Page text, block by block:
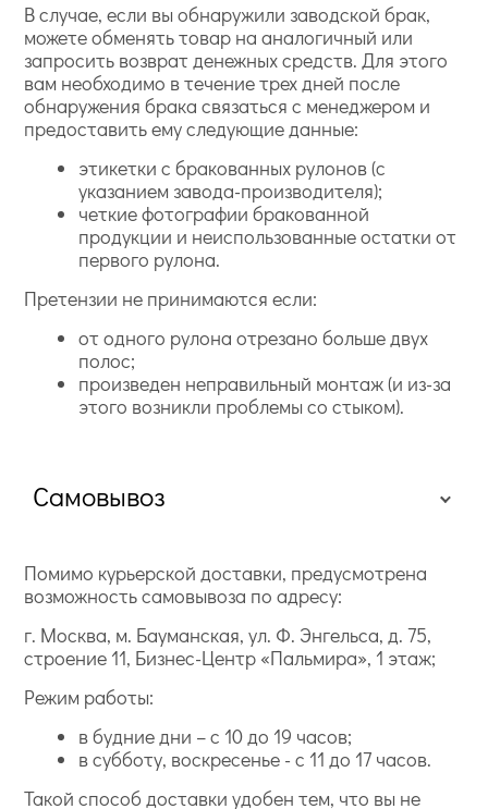
В случае, если вы обнаружили заводской брак,
можете обменять товар на аналогичный или
запросить возврат денежных средств. Для этого
вам необходимо в течение трех дней после
обнаружения брака связаться с менеджером и
предоставить ему следующие данные:
этикетки с бракованных рулонов (с
указанием завода-производителя);
четкие фотографии бракованной
продукции и неиспользованные остатки от
первого рулона.
Претензии не принимаются если:
от одного рулона отрезано больше двух
полос;
произведен неправильный монтаж (и из-за
этого возникли проблемы со стыком).
Самовывоз
Помимо курьерской доставки, предусмотрена
возможность самовывоза по адресу:
г. Москва, м. Бауманская, ул. Ф. Энгельса, д. 75,
строение 11, Бизнес-Центр «Пальмира», 1 этаж;
Режим работы:
в будние дни – с 10 до 19 часов;
в субботу, воскресенье - с 11 до 17 часов.
Такой способ доставки удобен тем, что вы не